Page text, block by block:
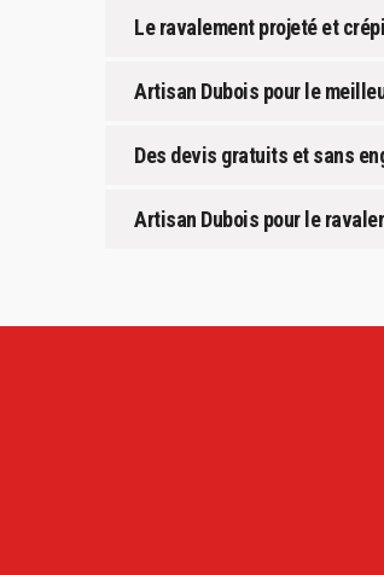
Le ravalement projeté et
Artisan Dubois pour le
Des devis gratuits et sans
Artisan Dubois pour le